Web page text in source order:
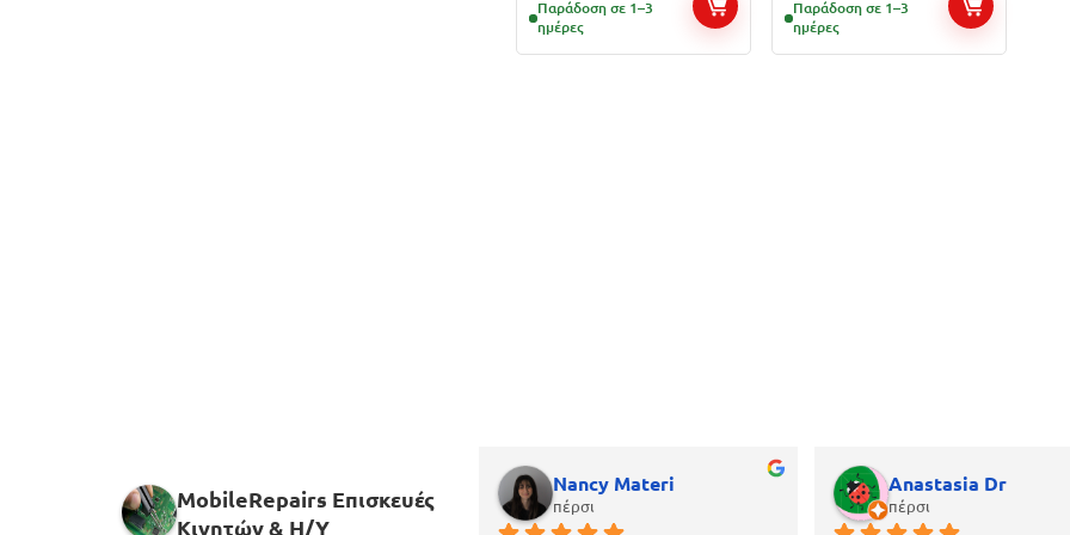
Παράδοση σε 1–3
ημέρες
Παράδοση σε 1–3
ημέρες
MobileRepairs Επισκευές
Κινητών & H/Y
Nancy Materi
πέρσι
Anastasia Dr
πέρσι